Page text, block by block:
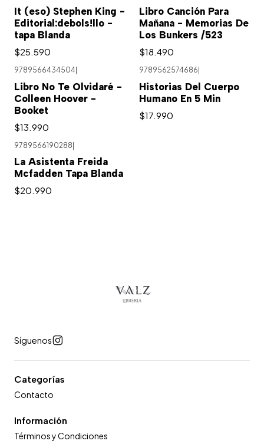
It (eso) Stephen King -
Editorial:debols!llo -
tapa Blanda
$25.590
Libro Canción Para
Mañana - Memorias De
Los Bunkers /523
$18.490
9789566434504
Libro No Te Olvidaré -
Colleen Hoover -
Booket
$13.990
9789562574686
Historias Del Cuerpo
Humano En 5 Min
$17.990
9789566190288
La Asistenta Freida
Mcfadden Tapa Blanda
$20.990
Síguenos
Categorías
Contacto
Información
Términos y Condiciones